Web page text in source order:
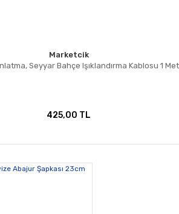
Marketcik
Seyyar Bahçe Işıklandırma Kablosu 1
425,00 TL